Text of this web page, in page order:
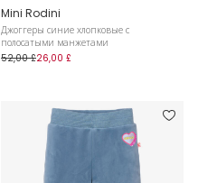
Mini Rodini
Джоггеры синие хлопковые с
полосатыми манжетами
52,00 £26,00 £